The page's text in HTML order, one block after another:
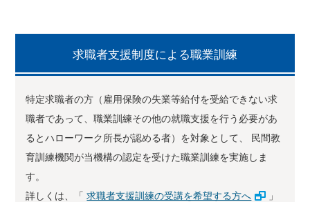
求職者支援制度による職業訓練
特定求職者の方（雇用保険の失業等給付を受給できない求
職者であって、職業訓練その他の就職支援を行う必要があ
るとハローワーク所長が認める者）を対象として、 民間教
育訓練機関が当機構の認定を受けた職業訓練を実施しま
す。
詳しくは、「 求職者支援訓練の受講を希望する方へ
」